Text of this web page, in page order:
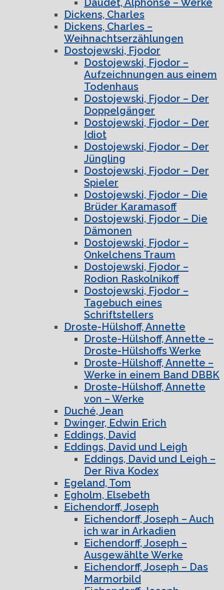
Dickens, Charles
Dickens, Charles –
Weihnachtserzählungen
Dostojewski, Fjodor
Dostojewski, Fjodor –
Aufzeichnungen aus einem
Todenhaus
Dostojewski, Fjodor – Der
Doppelgänger
Dostojewski, Fjodor – Der
Idiot
Dostojewski, Fjodor – Der
Jüngling
Dostojewski, Fjodor – Der
Spieler
Dostojewski, Fjodor – Die
Brüder Karamasoff
Dostojewski, Fjodor – Die
Dämonen
Dostojewski, Fjodor –
Onkelchens Traum
Dostojewski, Fjodor –
Rodion Raskolnikoff
Dostojewski, Fjodor –
Tagebuch eines
Schriftstellers
Droste-Hülshoff, Annette
Droste-Hülshoff, Annette –
Droste-Hülshoffs Werke
Droste-Hülshoff, Annette –
Werke in einem Band DBBK
Droste-Hülshoff, Annette
von – Werke
Duché, Jean
Dwinger, Edwin Erich
Eddings, David
Eddings, David und Leigh
Eddings, David und Leigh –
Der Riva Kodex
Egeland, Tom
Egholm, Elsebeth
Eichendorff, Joseph
Eichendorff, Joseph – Auch
ich war in Arkadien
Eichendorff, Joseph –
Ausgewählte Werke
Eichendorff, Joseph – Das
Marmorbild